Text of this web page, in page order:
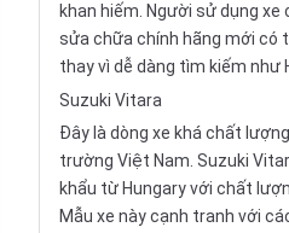
khan hiếm. Người sử dụng xe
sửa chữa chính hãng mới có
thay vì dễ dàng tìm kiếm như
Suzuki Vitara
Đây là dòng xe khá chất
trường Việt Nam. Suzuki
khẩu từ Hungaryvới chất
Mẫu xe này cạnh tranh với